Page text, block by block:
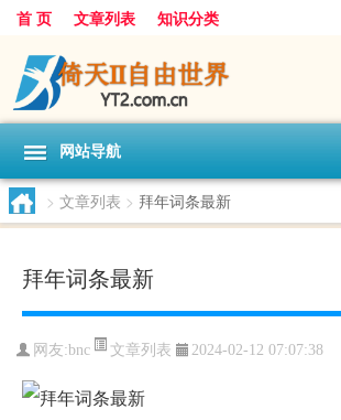
首 页 文章列表 知识分类
网站导航
> 文章列表 > 拜年词条最新
拜年词条最新
网友:bnc 文章列表 2024-02-12 07:07:38